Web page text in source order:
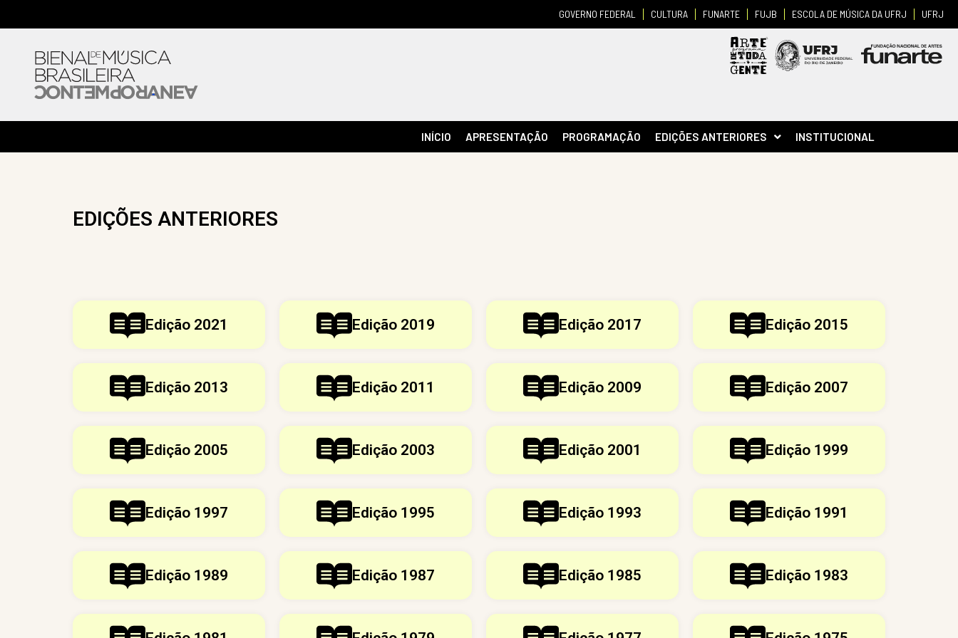
GOVERNO FEDERAL CULTURA FUNARTE FUJB ESCOLA DE MÚSICA DA UFRJ UFRJ
INÍCIO APRESENTAÇÃO PROGRAMAÇÃO EDIÇÕES ANTERIORES INSTITUCIONAL
EDIÇÕES ANTERIORES
Edição 2021 Edição 2019 Edição 2017 Edição 2015
Edição 2013 Edição 2011 Edição 2009 Edição 2007
Edição 2005 Edição 2003 Edição 2001 Edição 1999
Edição 1997 Edição 1995 Edição 1993 Edição 1991
Edição 1989 Edição 1987 Edição 1985 Edição 1983